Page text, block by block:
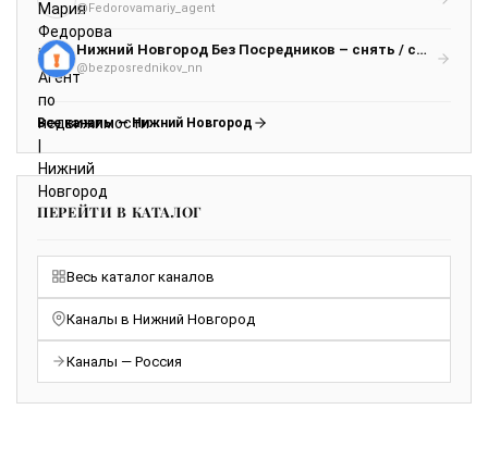
@Fedorovamariy_agent
Нижний Новгород Без Посредников – снять / сдать квартиру / комнату
@bezposrednikov_nn
Все каналы — Нижний Новгород
ПЕРЕЙТИ В КАТАЛОГ
Весь каталог каналов
Каналы в Нижний Новгород
Каналы — Россия